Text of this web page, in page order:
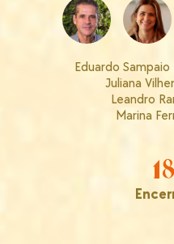
Eduardo
Juliana
Leandro
Marina